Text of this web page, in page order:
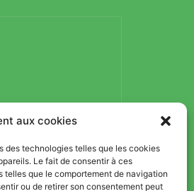
aux cookies
des technologies telles que les cookies
Le fait de consentir à ces
que le comportement de navigation
ou de retirer son consentement peut